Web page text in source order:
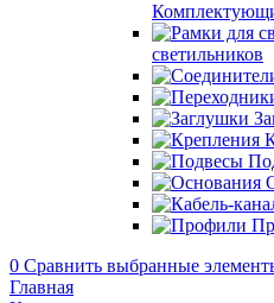
светильников
0 Сравнить выбранные
Главная